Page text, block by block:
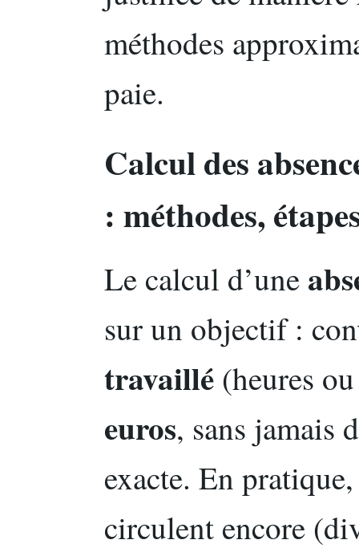
méthodes
paie.
Calcul des
: méthodes,
Le calcul d’une
sur un objectif :
travaillé (heures
euros, sans jamais
exacte. En
circulent encore